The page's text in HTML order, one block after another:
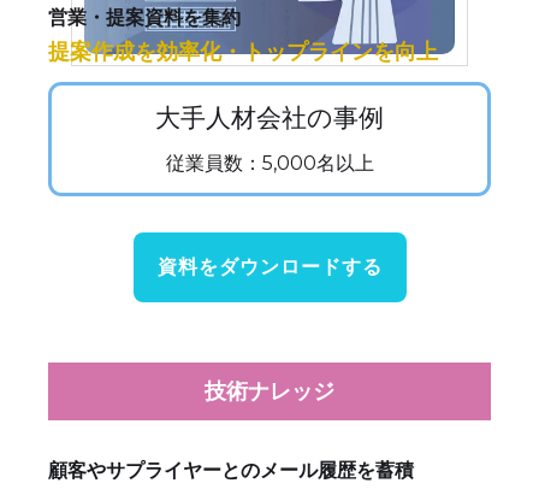
営業・提案資料を集約
提案作成を効率化・トップラインを向上
大手人材会社の事例
従業員数：5,000名以上
資料をダウンロードする
技術ナレッジ
顧客やサプライヤーとのメール履歴を蓄積